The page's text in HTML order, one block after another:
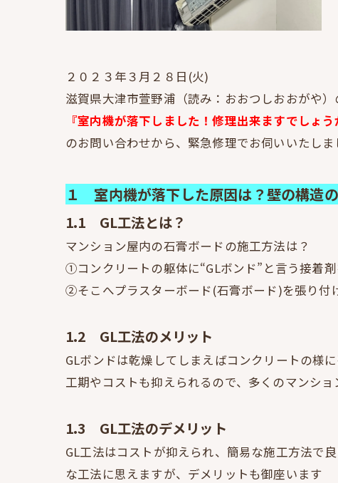
２０２３年３月２８日(火)
滋賀県大津市萱野浦（読み：おおつしおおがや）
『室内機が落下しました！修理出来ますでしょう
のお問い合わせから、緊急修理でお伺いいたしま
１ 室内機が落下した原因は？壁の構造の
1.1 GL工法とは？
マンション屋内の石膏ボードの施工方法は？
①コンクリートの躯体に“GLボンド”と言う接着
②そこへプラスターボード(石膏ボード)を張り付
1.2 GL工法のメリット
GLボンドは乾燥してしまえばコンクリートの様
工期やコストも抑えられるので、多くのマンシ
1.3 GL工法のデメリット
GL工法はコストが抑えられ、簡易な施工方法で
な工法に思えますが、デメリットも御座います